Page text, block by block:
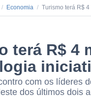
/ Economia / Turismo terá R$
terá R$ 4
com os líderes
dos últimos dois